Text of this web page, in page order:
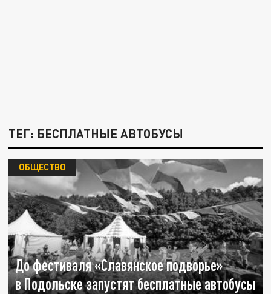
ТЕГ: БЕСПЛАТНЫЕ АВТОБУСЫ
До фестиваля «Славянское подворье»
в Подольске запустят бесплатные автобусы
ОБЩЕСТВО